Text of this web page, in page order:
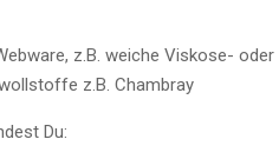
z.B. weiche Viskose- oder
z.B. Chambray
Du: